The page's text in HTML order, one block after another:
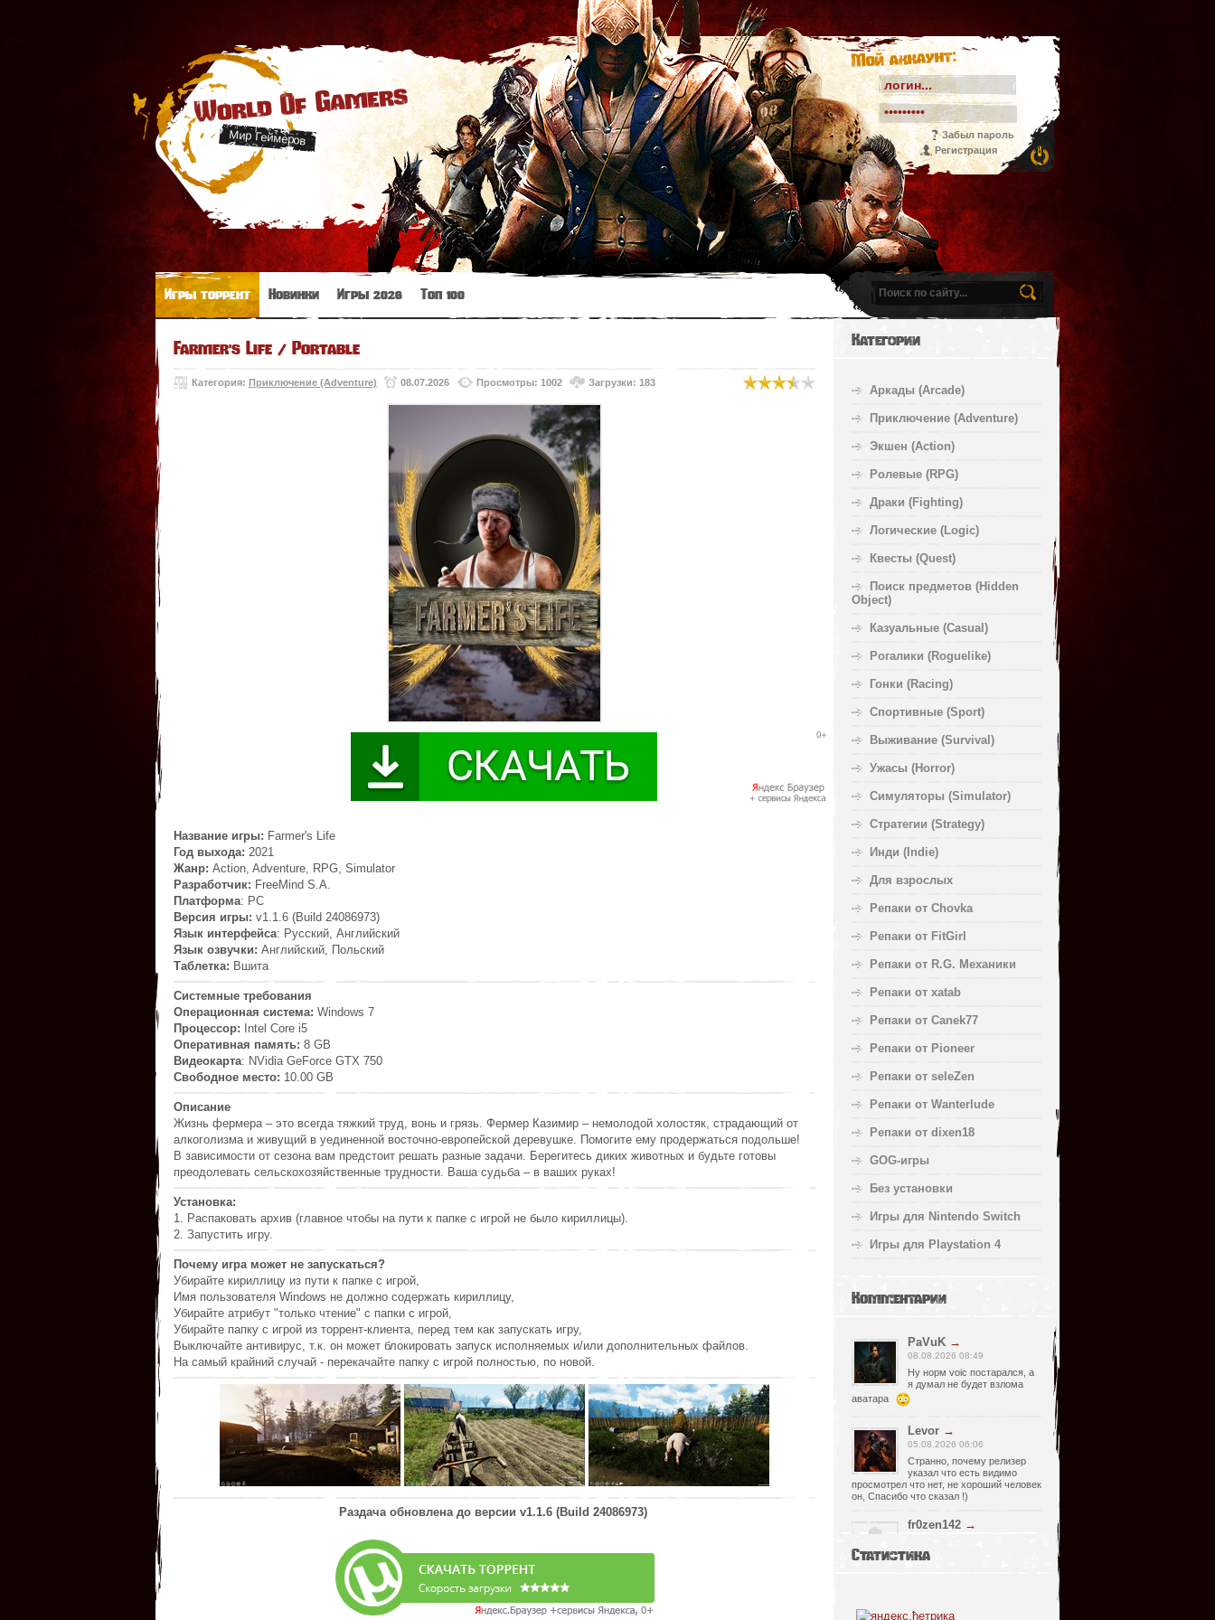
World Of Gamers
Мир Геймеров
Мой аккаунт:
Забыл пароль
Регистрация
Игры торрент Новинки Игры 2026 Топ 100
Farmer's Life / Portable
Категория: Приключение (Adventure) 08.07.2026 Просмотры: 1002 Загрузки: 183
Название игры: Farmer's Life
Год выхода: 2021
Жанр: Action, Adventure, RPG, Simulator
Разработчик: FreeMind S.A.
Платформа: PC
Версия игры: v1.1.6 (Build 24086973)
Язык интерфейса: Русский, Английский
Язык озвучки: Английский, Польский
Таблетка: Вшита
Системные требования
Операционная система: Windows 7
Процессор: Intel Core i5
Оперативная память: 8 GB
Видеокарта: NVidia GeForce GTX 750
Свободное место: 10.00 GB
Описание
Жизнь фермера – это всегда тяжкий труд, вонь и грязь. Фермер Казимир – немолодой холостяк, страдающий от
алкоголизма и живущий в уединенной восточно-европейской деревушке. Помогите ему продержаться подольше!
В зависимости от сезона вам предстоит решать разные задачи. Берегитесь диких животных и будьте готовы
преодолевать сельскохозяйственные трудности. Ваша судьба – в ваших руках!
Установка:
1. Распаковать архив (главное чтобы на пути к папке с игрой не было кириллицы).
2. Запустить игру.
Почему игра может не запускаться?
Убирайте кириллицу из пути к папке с игрой,
Имя пользователя Windows не должно содержать кириллицу,
Убирайте атрибут "только чтение" с папки с игрой,
Убирайте папку с игрой из торрент-клиента, перед тем как запускать игру,
Выключайте антивирус, т.к. он может блокировать запуск исполняемых и/или дополнительных файлов.
На самый крайний случай - перекачайте папку с игрой полностью, по новой.
Раздача обновлена до версии v1.1.6 (Build 24086973)
Категории
Аркады (Arcade)
Приключение (Adventure)
Экшен (Action)
Ролевые (RPG)
Драки (Fighting)
Логические (Logic)
Квесты (Quest)
Поиск предметов (Hidden
Object)
Казуальные (Casual)
Рогалики (Roguelike)
Гонки (Racing)
Спортивные (Sport)
Выживание (Survival)
Ужасы (Horror)
Симуляторы (Simulator)
Стратегии (Strategy)
Инди (Indie)
Для взрослых
Репаки от Chovka
Репаки от FitGirl
Репаки от R.G. Механики
Репаки от xatab
Репаки от Canek77
Репаки от Pioneer
Репаки от seleZen
Репаки от Wanterlude
Репаки от dixen18
GOG-игры
Без установки
Игры для Nintendo Switch
Игры для Playstation 4
Комментарии
PaVuK →
08.08.2026 08:49
Ну норм voic постарался, а
я думал не будет взлома
аватара
Levor →
05.08.2026 06:06
Странно, почему релизер
указал что есть видимо
просмотрел что нет, не хороший человек
он, Спасибо что сказал !)
fr0zen142 →
нет Русской озвучки, зря
Статистика